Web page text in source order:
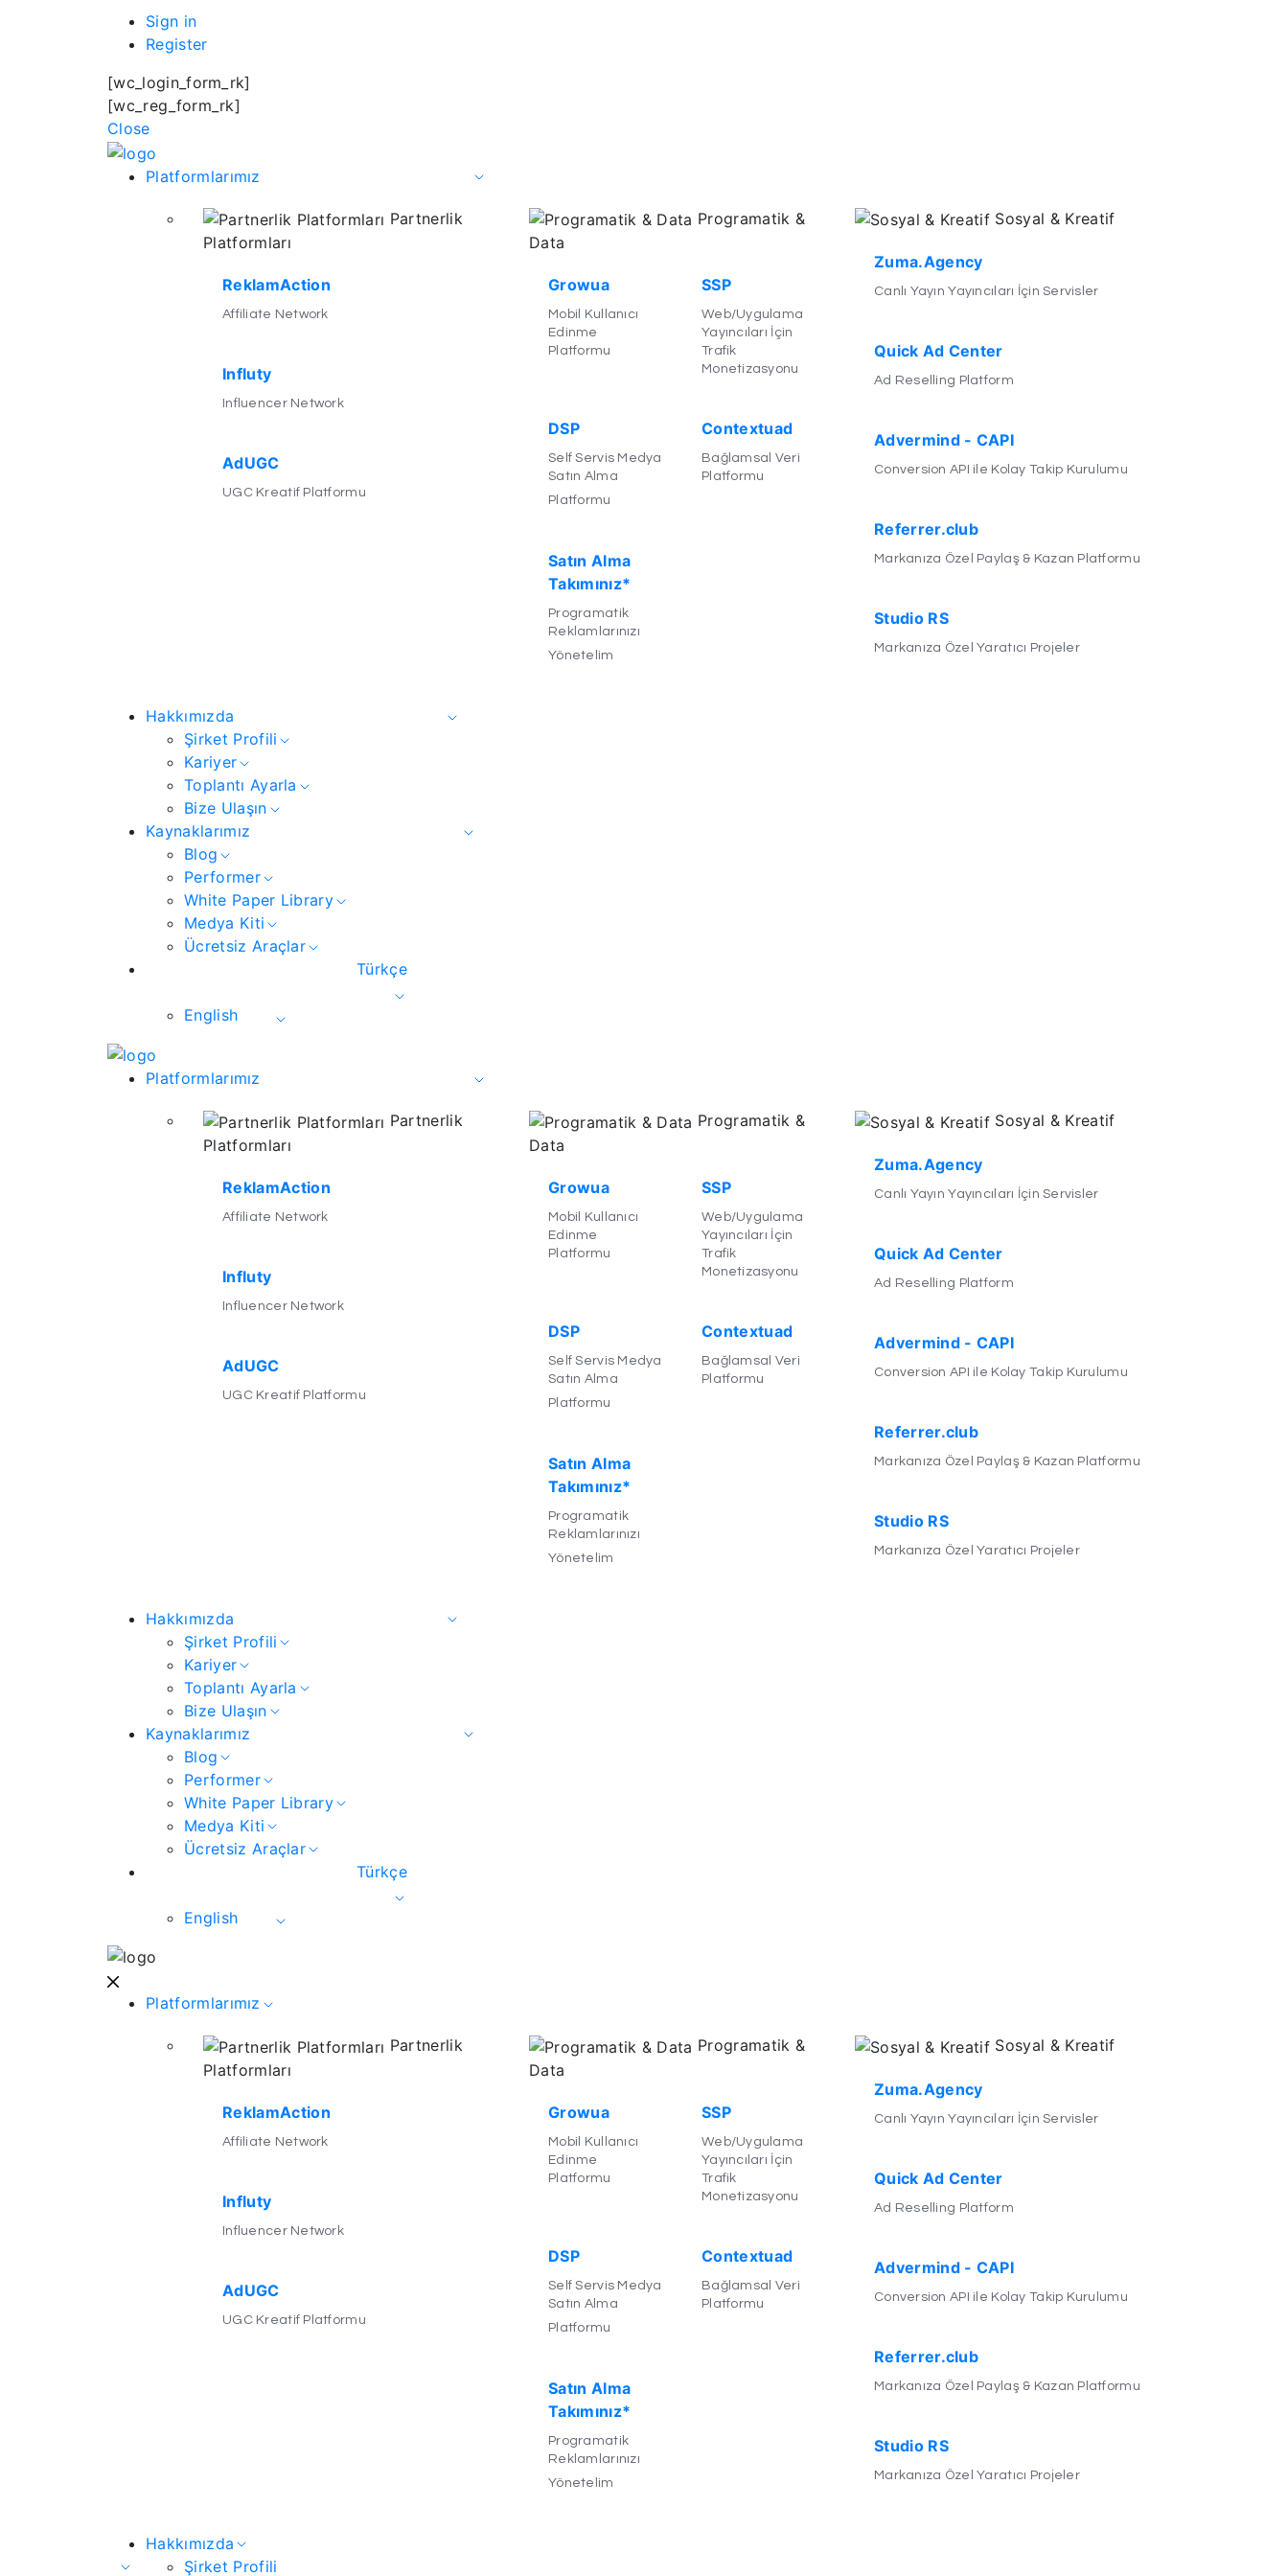
Sign in
Register
[wc_login_form_rk]
[wc_reg_form_rk]
Close
Platformlarımız
Partnerlik
Platformları
ReklamAction
Affiliate Network
Influty
Influencer Network
AdUGC
UGC Kreatif Platformu
Programatik &
Data
Growua
Mobil Kullanıcı
Edinme
Platformu
SSP
Web/Uygulama
Yayıncıları İçin
Trafik
Monetizasyonu
DSP
Self Servis Medya
Satın Alma
Platformu
Contextuad
Bağlamsal Veri
Platformu
Satın Alma
Takımınız*
Programatik
Reklamlarınızı
Yönetelim
Sosyal & Kreatif
Zuma.Agency
Canlı Yayın Yayıncıları İçin Servisler
Quick Ad Center
Ad Reselling Platform
Advermind - CAPI
Conversion API ile Kolay Takip Kurulumu
Referrer.club
Markanıza Özel Paylaş & Kazan Platformu
Studio RS
Markanıza Özel Yaratıcı Projeler
Hakkımızda
Şirket Profili
Kariyer
Toplantı Ayarla
Bize Ulaşın
Kaynaklarımız
Blog
Performer
White Paper Library
Medya Kiti
Ücretsiz Araçlar
Türkçe
English
Platformlarımız
Partnerlik
Platformları
ReklamAction
Affiliate Network
Influty
Influencer Network
AdUGC
UGC Kreatif Platformu
Programatik &
Data
Growua
Mobil Kullanıcı
Edinme
Platformu
SSP
Web/Uygulama
Yayıncıları İçin
Trafik
Monetizasyonu
DSP
Self Servis Medya
Satın Alma
Platformu
Contextuad
Bağlamsal Veri
Platformu
Satın Alma
Takımınız*
Programatik
Reklamlarınızı
Yönetelim
Sosyal & Kreatif
Zuma.Agency
Canlı Yayın Yayıncıları İçin Servisler
Quick Ad Center
Ad Reselling Platform
Advermind - CAPI
Conversion API ile Kolay Takip Kurulumu
Referrer.club
Markanıza Özel Paylaş & Kazan Platformu
Studio RS
Markanıza Özel Yaratıcı Projeler
Hakkımızda
Şirket Profili
Kariyer
Toplantı Ayarla
Bize Ulaşın
Kaynaklarımız
Blog
Performer
White Paper Library
Medya Kiti
Ücretsiz Araçlar
Türkçe
English
Platformlarımız
Partnerlik
Platformları
ReklamAction
Affiliate Network
Influty
Influencer Network
AdUGC
UGC Kreatif Platformu
Programatik &
Data
Growua
Mobil Kullanıcı
Edinme
Platformu
SSP
Web/Uygulama
Yayıncıları İçin
Trafik
Monetizasyonu
DSP
Self Servis Medya
Satın Alma
Platformu
Contextuad
Bağlamsal Veri
Platformu
Satın Alma
Takımınız*
Programatik
Reklamlarınızı
Yönetelim
Sosyal & Kreatif
Zuma.Agency
Canlı Yayın Yayıncıları İçin Servisler
Quick Ad Center
Ad Reselling Platform
Advermind - CAPI
Conversion API ile Kolay Takip Kurulumu
Referrer.club
Markanıza Özel Paylaş & Kazan Platformu
Studio RS
Markanıza Özel Yaratıcı Projeler
Hakkımızda
Şirket Profili